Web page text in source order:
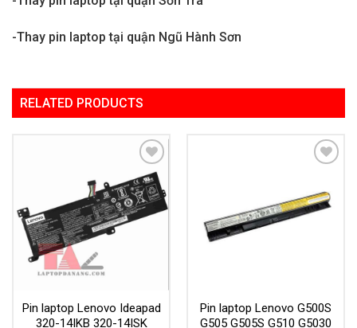
-Thay pin laptop tại quận Ngũ Hành Sơn
RELATED PRODUCTS
Add to
Wishlist
Pin laptop Lenovo Ideapad
320-14IKB 320-14ISK
Pin laptop Lenovo G500S
G505 G505S G510 G5030